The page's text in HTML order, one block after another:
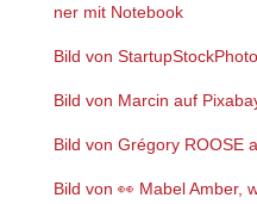
ner mit Note­book
Bild von
Bild von Mar­cin auf
Bild von Gré­go­ry ROOSE
Bild von 👀Mabel Amber,